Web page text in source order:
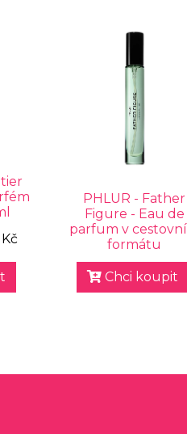
Kč
PHLUR - Father
Figure - Eau de
parfum v
formátu
Chci koupit